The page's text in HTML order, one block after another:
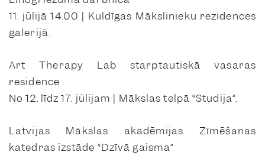
11. jūlijā 14.00 | Kuldīgas Mākslinieku rezidences
galerijā.
Art Therapy Lab starptautiskā vasaras
residence
No 12. līdz 17. jūlijam | Mākslas telpā “Studija”.
Latvijas Mākslas akadēmijas Zīmēšanas
katedras izstāde “Dzīvā gaisma”